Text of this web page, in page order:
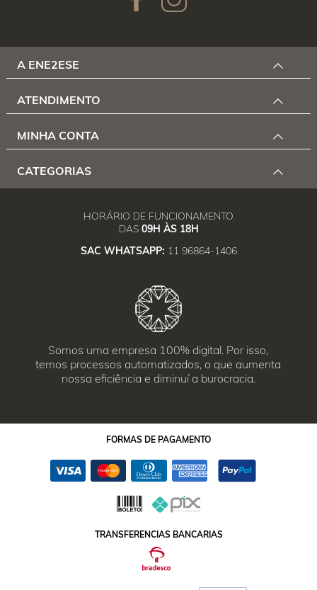
A ENE2ESE
ATENDIMENTO
MINHA CONTA
CATEGORIAS
HORÁRIO DE FUNCIONAMENTO
DAS 09H ÀS 18H
SAC WHATSAPP: 11 96864-1406
Somos uma empresa 100% digital. Por isso,
temos processos automatizados, o que aumenta
nossa eficiência e diminuí a burocracia.
FORMAS DE PAGAMENTO
TRANSFERENCIAS BANCARIAS